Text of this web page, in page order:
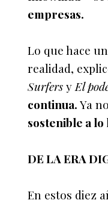
empresas.
Lo que hace
realidad,
Surfersy El
continua.Ya
sostenible a
DE LA ERA
En estos diez